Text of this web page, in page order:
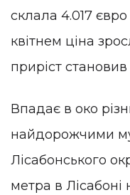
склала 4.017
квітнем ціна
приріст становив
Впадає в око
найдорожчими
Лісабонського
метра в